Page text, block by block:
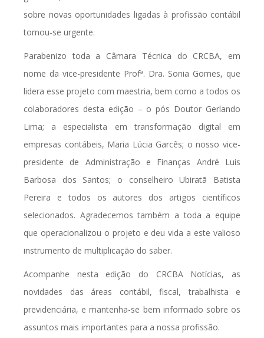
sobre novas oportunidades ligadas à profissão contábil
tornou-se urgente.
Parabenizo toda a Câmara Técnica do CRCBA, em
nome da vice-presidente Profª. Dra. Sonia Gomes, que
lidera esse projeto com maestria, bem como a todos os
colaboradores desta edição – o pós Doutor Gerlando
Lima; a especialista em transformação digital em
empresas contábeis, Maria Lúcia Garcês; o nosso vice-
presidente de Administração e Finanças André Luis
Barbosa dos Santos; o conselheiro Ubiratã Batista
Pereira e todos os autores dos artigos científicos
selecionados. Agradecemos também a toda a equipe
que operacionalizou o projeto e deu vida a este valioso
instrumento de multiplicação do saber.
Acompanhe nesta edição do CRCBA Notícias, as
novidades das áreas contábil, fiscal, trabalhista e
previdenciária, e mantenha-se bem informado sobre os
assuntos mais importantes para a nossa profissão.